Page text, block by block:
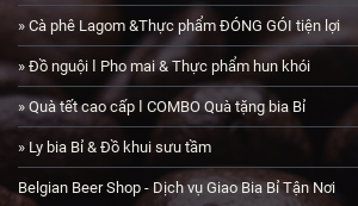
» Cà phê Lagom &Thực phẩm ĐÓNG GÓI tiện lợi
» Đồ nguội Ӏ Pho mai & Thực phẩm hun khói
» Quà tết cao cấp Ӏ COMBO Quà tặng bia Bỉ
» Ly bia Bỉ & Đồ khui sưu tầm
Belgian Beer Shop - Dịch vụ Giao Bia Bỉ Tận Nơi